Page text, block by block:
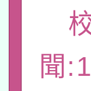
「
pilot
薪期
轉
聞